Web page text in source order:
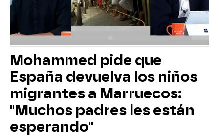
Mohammed pide que
España devuelva los niños
migrantes a Marruecos:
"Muchos padres les están
esperando"